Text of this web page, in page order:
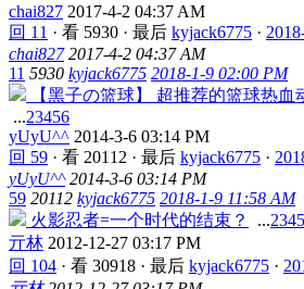
chai827 2017-4-2 04:37 AM
回 11 · 看 5930 · 最后 kyjack6775 ·
chai827 2017-4-2 04:37 AM
11 5930 kyjack6775 2018-1-9 02:00 PM
【黑子の篮球】 超推荐的篮球热血
...23456
yUyU^^ 2014-3-6 03:14 PM
回 59 · 看 20112 · 最后 kyjack6775 ·
yUyU^^ 2014-3-6 03:14 PM
59 20112 kyjack6775 2018-1-9 11:58 AM
火影忍者=一个时代的结束？
...2345
亓林 2012-12-27 03:17 PM
回 104 · 看 30918 · 最后 kyjack6775 ·